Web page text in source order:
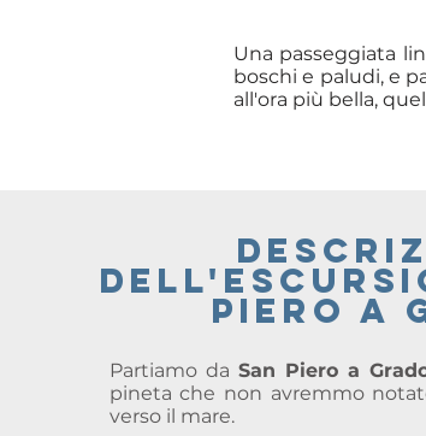
Una passeggiata
boschi e paludi, e
all'ora più bella,
piero a
Partiamo daSan Piero a
pineta che non avremmo
verso il mare.